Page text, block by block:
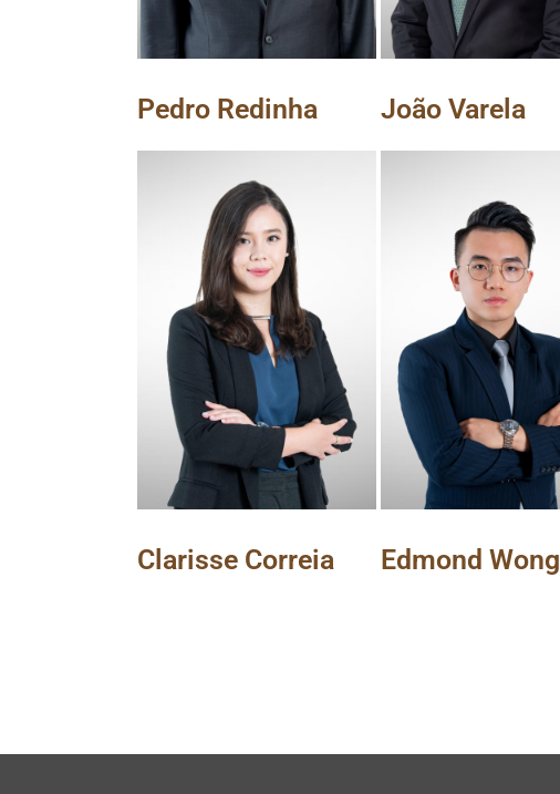
Pedro Redinha João Varela
Clarisse Correia Edmond Wong